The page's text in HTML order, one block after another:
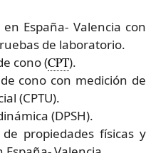
España- Valencia con
de laboratorio.
cono (CPT).
cono con medición de
(CPTU).
(DPSH).
propiedades físicas y